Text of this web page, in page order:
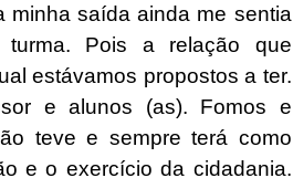
minha saída ainda me sentia
Pois a relação que
estávamos propostos a ter.
e alunos (as). Fomos e
teve e sempre terá como
e o exercício da cidadania.